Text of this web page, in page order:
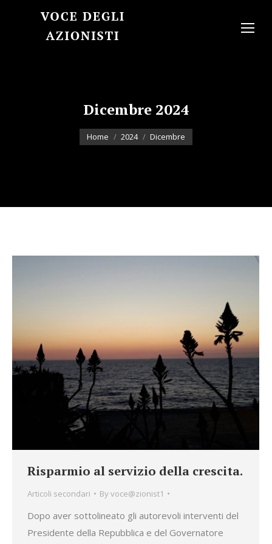
Dicembre 2024
You are here:
Home 2024 Dicembre
Risparmio al servizio della crescita.
Articoli secondari Byvoce@zionist1
Dopo aver sottolineato gli autorevoli interventi del
Presidente della Repubblica e del Governatore